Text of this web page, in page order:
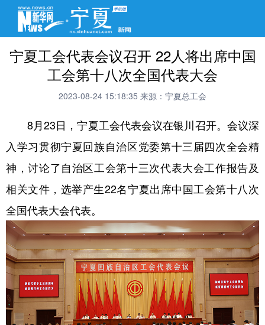
宁夏工会代表会议召开 22人将出席中国
工会第十八次全国代表大会
2023-08-24 15:18:35 来源：宁夏总工会
8月23日，宁夏工会代表会议在银川召开。会议深
入学习贯彻宁夏回族自治区党委第十三届四次全会精
神，讨论了自治区工会第十三次代表大会工作报告及
相关文件，选举产生22名宁夏出席中国工会第十八次
全国代表大会代表。